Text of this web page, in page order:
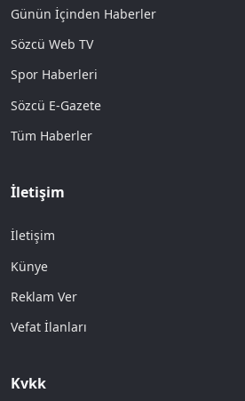
Günün İçinden Haberler
Sözcü Web TV
Spor Haberleri
Sözcü E-Gazete
Tüm Haberler
İletişim
İletişim
Künye
Reklam Ver
Vefat İlanları
Kvkk